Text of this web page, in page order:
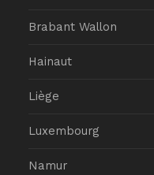
Brabant Wallon
Hainaut
Liège
Luxembourg
Namur